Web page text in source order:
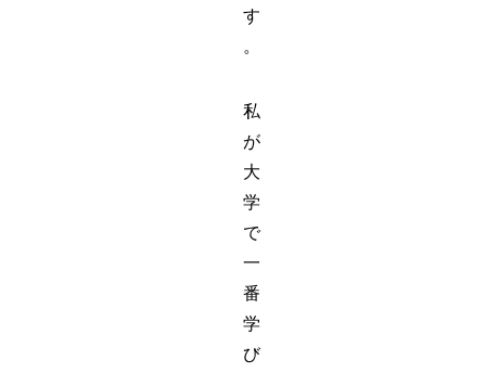
す
。
私
が
大
学
で
一
番
学
び